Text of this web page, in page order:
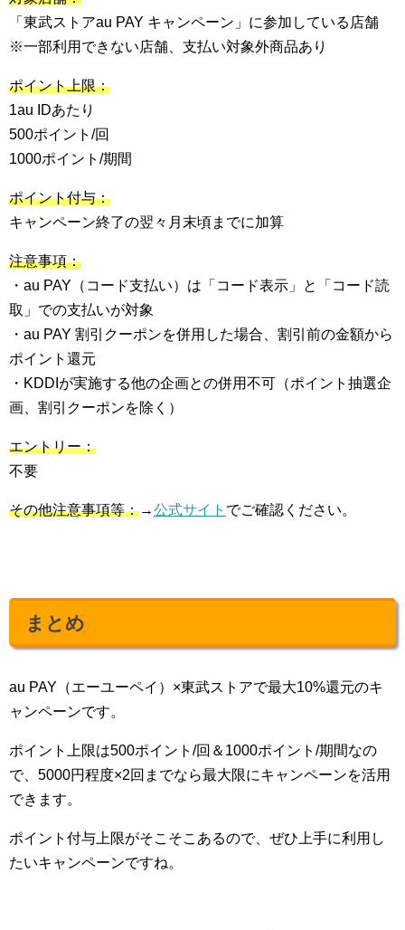
「東武ストアau PAY キャンペーン」に参加している店舗
※一部利用できない店舗、支払い対象外商品あり
ポイント上限：
1au IDあたり
500ポイント/回
1000ポイント/期間
ポイント付与：
キャンペーン終了の翌々月末頃までに加算
注意事項：
・au PAY（コード支払い）は「コード表示」と「コード読
取」での支払いが対象
・au PAY 割引クーポンを併用した場合、割引前の金額から
ポイント還元
・KDDIが実施する他の企画との併用不可（ポイント抽選企
画、割引クーポンを除く）
エントリー：
不要
その他注意事項等：→公式サイト でご確認ください。
まとめ
au PAY（エーユーペイ）×東武ストアで最大10%還元のキ
ャンペーンです。
ポイント上限は500ポイント/回＆1000ポイント/期間なの
で、5000円程度×2回までなら最大限にキャンペーンを活用
できます。
ポイント付与上限がそこそこあるので、ぜひ上手に利用し
たいキャンペーンですね。